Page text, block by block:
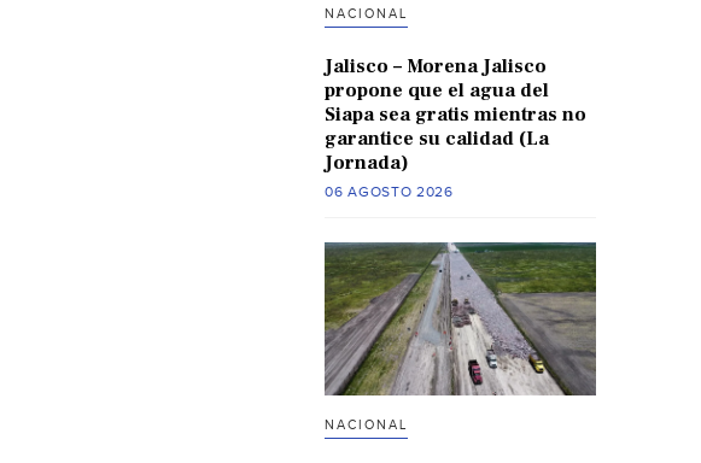
NACIONAL
Jalisco – Morena Jalisco
propone que el agua del
Siapa sea gratis mientras no
garantice su calidad (La
Jornada)
06 AGOSTO 2026
NACIONAL